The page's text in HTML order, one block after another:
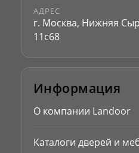
АДРЕС
г. Москва, Нижняя
11с68
Информация
О компании Landoor
Каталоги дверей и